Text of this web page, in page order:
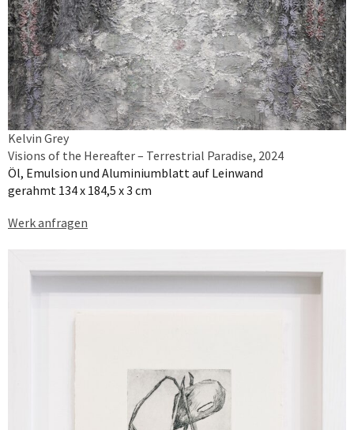
Kelvin Grey
Visions of the Hereafter – Terrestrial Paradise, 2024
Öl, Emulsion und Aluminiumblatt auf Leinwand
gerahmt 134 x 184,5 x 3 cm
Werk anfragen